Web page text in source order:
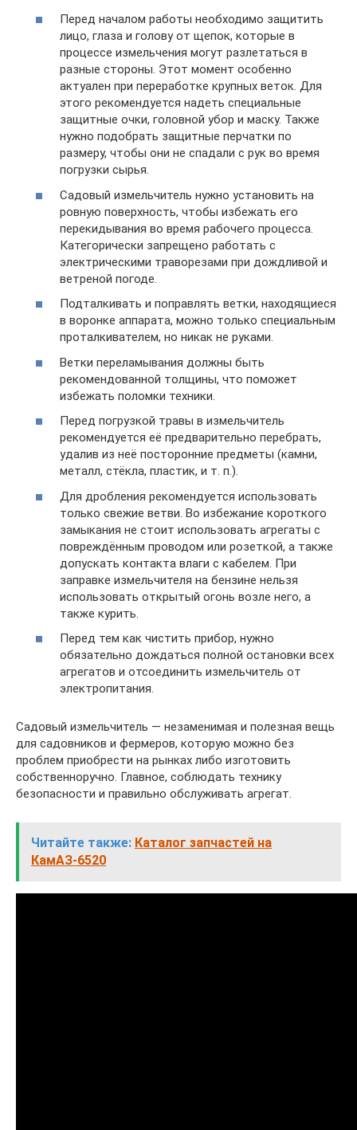
Перед началом работы необходимо защитить
лицо, глаза и голову от щепок, которые в
процессе измельчения могут разлетаться в
разные стороны. Этот момент особенно
актуален при переработке крупных веток. Для
этого рекомендуется надеть специальные
защитные очки, головной убор и маску. Также
нужно подобрать защитные перчатки по
размеру, чтобы они не спадали с рук во время
погрузки сырья.
Садовый измельчитель нужно установить на
ровную поверхность, чтобы избежать его
перекидывания во время рабочего процесса.
Категорически запрещено работать с
электрическими траворезами при дождливой и
ветреной погоде.
Подталкивать и поправлять ветки, находящиеся
в воронке аппарата, можно только специальным
проталкивателем, но никак не руками.
Ветки переламывания должны быть
рекомендованной толщины, что поможет
избежать поломки техники.
Перед погрузкой травы в измельчитель
рекомендуется её предварительно перебрать,
удалив из неё посторонние предметы (камни,
металл, стёкла, пластик, и т. п.).
Для дробления рекомендуется использовать
только свежие ветви. Во избежание короткого
замыкания не стоит использовать агрегаты с
повреждённым проводом или розеткой, а также
допускать контакта влаги с кабелем. При
заправке измельчителя на бензине нельзя
использовать открытый огонь возле него, а
также курить.
Перед тем как чистить прибор, нужно
обязательно дождаться полной остановки всех
агрегатов и отсоединить измельчитель от
электропитания.
Садовый измельчитель — незаменимая и полезная вещь
для садовников и фермеров, которую можно без
проблем приобрести на рынках либо изготовить
собственноручно. Главное, соблюдать технику
безопасности и правильно обслуживать агрегат.
Читайте также: Каталог запчастей на
КамАЗ-6520